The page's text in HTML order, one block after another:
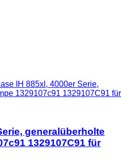
IH 885xl, 4000er Serie,
1329107c91 1329107C91 für
generalüberholte
1329107C91 für